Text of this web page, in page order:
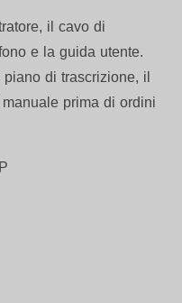
il cavo di
e la guida utente.
di trascrizione, il
prima di ordini